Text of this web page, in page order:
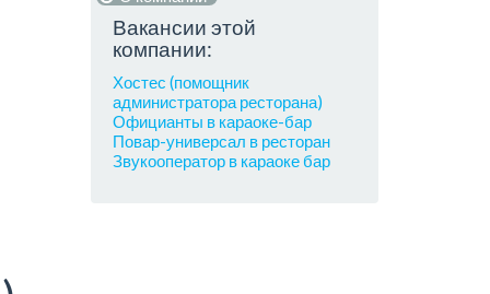
Вакансии этой
компании:
Хостес (помощник
администратора ресторана)
Официанты в караоке-бар
Повар-универсал в ресторан
Звукооператор в караоке бар